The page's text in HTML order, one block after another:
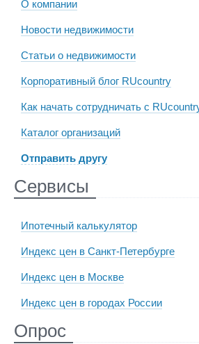
О компании
Новости недвижимости
Статьи о недвижимости
Корпоративный блог RUcountry
Как начать сотрудничать с
Каталог организаций
Отправить другу
Сервисы
Ипотечный калькулятор
Индекс цен в Санкт-Петербурге
Индекс цен в Москве
Индекс цен в городах России
Опрос